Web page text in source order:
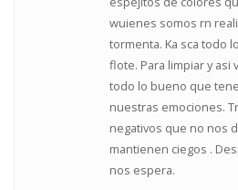
wuienes somos rn
tormenta. Ka sca todo
flote. Para limpiar y asi
todo lo bueno que
nuestras emociones.
negativos que no nos
mantienen ciegos .
nos espera.